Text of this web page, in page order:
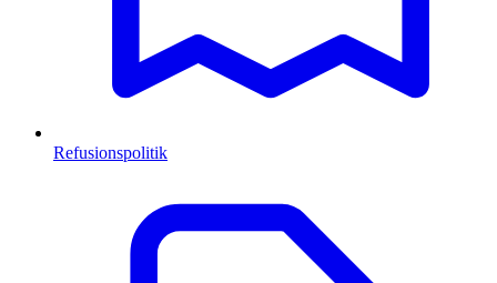
Refusionspolitik